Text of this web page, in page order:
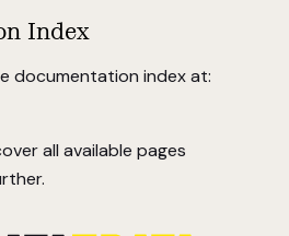
Index
documentation index at:
all available pages